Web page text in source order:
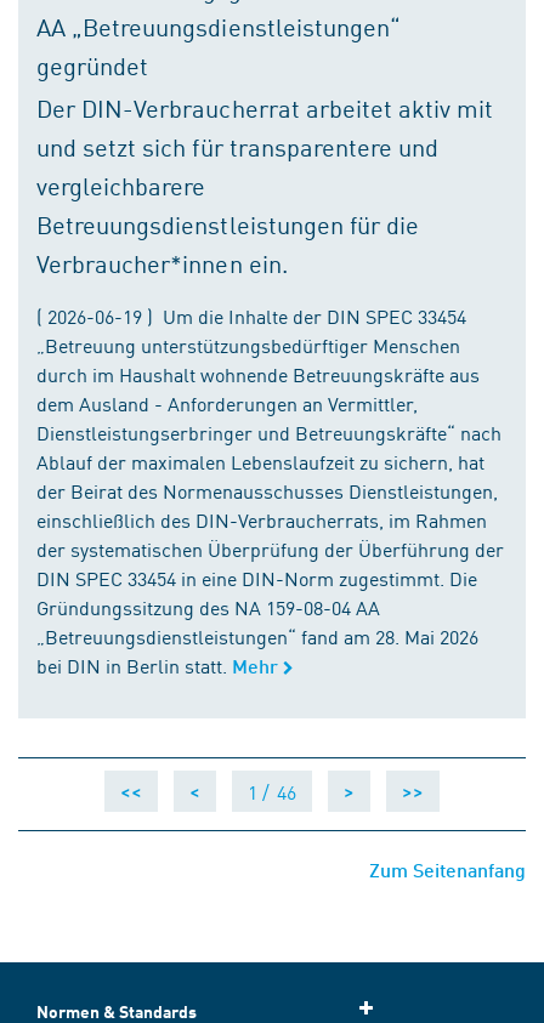
AA „Betreuungsdienstleistungen“
gegründet
Der DIN-Verbraucherrat arbeitet aktiv mit
und setzt sich für transparentere und
vergleichbarere
Betreuungsdienstleistungen für die
Verbraucher*innen ein.
( 2026-06-19 ) Um die Inhalte der DIN SPEC 33454
„Betreuung unterstützungsbedürftiger Menschen
durch im Haushalt wohnende Betreuungskräfte aus
dem Ausland - Anforderungen an Vermittler,
Dienstleistungserbringer und Betreuungskräfte“ nach
Ablauf der maximalen Lebenslaufzeit zu sichern, hat
der Beirat des Normenausschusses Dienstleistungen,
einschließlich des DIN-Verbraucherrats, im Rahmen
der systematischen Überprüfung der Überführung der
DIN SPEC 33454 in eine DIN-Norm zugestimmt. Die
Gründungssitzung des NA 159-08-04 AA
„Betreuungsdienstleistungen“ fand am 28. Mai 2026
bei DIN in Berlin statt. Mehr
<< < 1 / 46 > >>
Zum Seitenanfang
Normen & Standards